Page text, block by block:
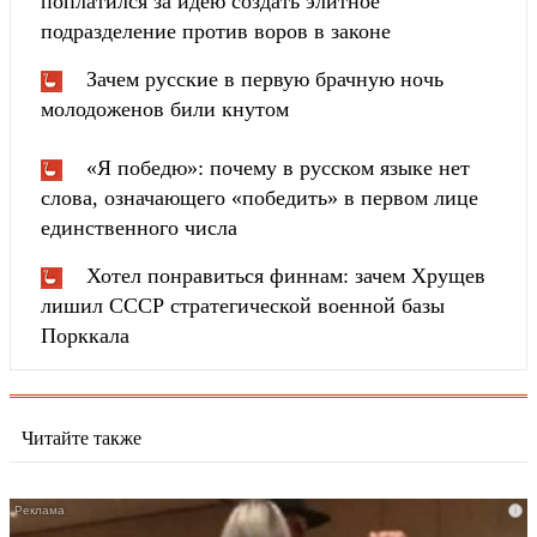
подразделение против воров в законе
Зачем русские в первую брачную ночь
молодоженов били кнутом
«Я победю»: почему в русском языке нет
слова, означающего «победить» в первом лице
единственного числа
Хотел понравиться финнам: зачем Хрущев
лишил СССР стратегической военной базы
Порккала
Читайте также
i